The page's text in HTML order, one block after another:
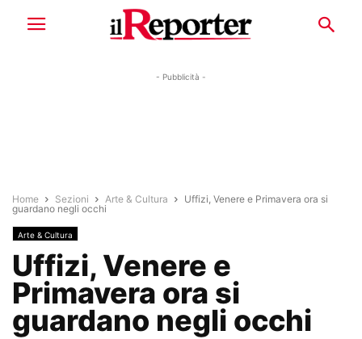
- Pubblicità -
Home Sezioni Arte & Cultura
Uffizi, Venere e Primavera ora si
guardano negli occhi
Arte & Cultura
Uffizi, Venere e
Primavera ora si
guardano negli occhi